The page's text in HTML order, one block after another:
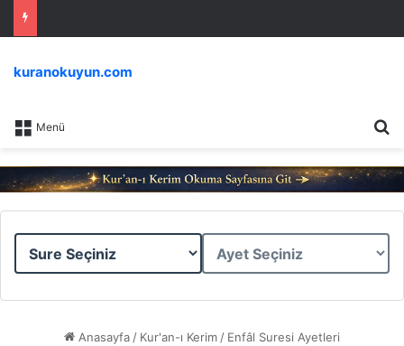
Menü
kuranokuyun.com
Sure
Ayet
Anasayfa / Kur'an-ı Kerim / Enfâl Suresi Ayetleri